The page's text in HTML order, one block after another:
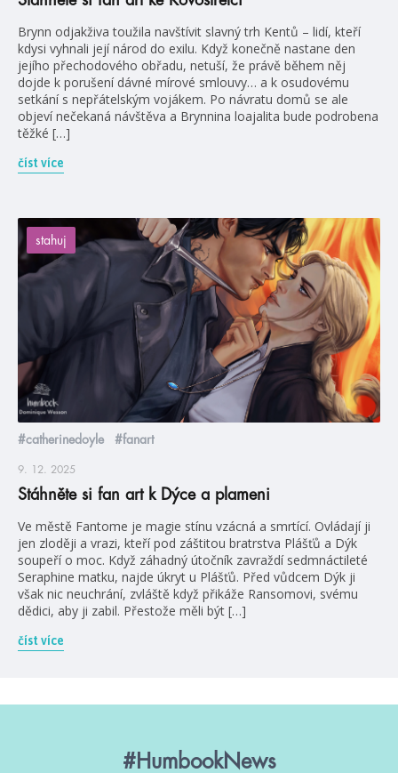
Brynn odjakživa toužila navštívit slavný trh Kentů – lidí, kteří
kdysi vyhnali její národ do exilu. Když konečně nastane den
jejího přechodového obřadu, netuší, že právě během něj
dojde k porušení dávné mírové smlouvy… a k osudovému
setkání s nepřátelským vojákem. Po návratu domů se ale
objeví nečekaná návštěva a Brynnina loajalita bude podrobena
těžké […]
číst více
stahuj
#catherinedoyle #fanart
9. 12. 2025
Stáhněte si fan art k Dýce a plameni
Ve městě Fantome je magie stínu vzácná a smrtící. Ovládají ji
jen zloději a vrazi, kteří pod záštitou bratrstva Plášťů a Dýk
soupeří o moc. Když záhadný útočník zavraždí sedmnáctileté
Seraphine matku, najde úkryt u Plášťů. Před vůdcem Dýk ji
však nic neuchrání, zvláště když přikáže Ransomovi, svému
dědici, aby ji zabil. Přestože měli být […]
číst více
#HumbookNews